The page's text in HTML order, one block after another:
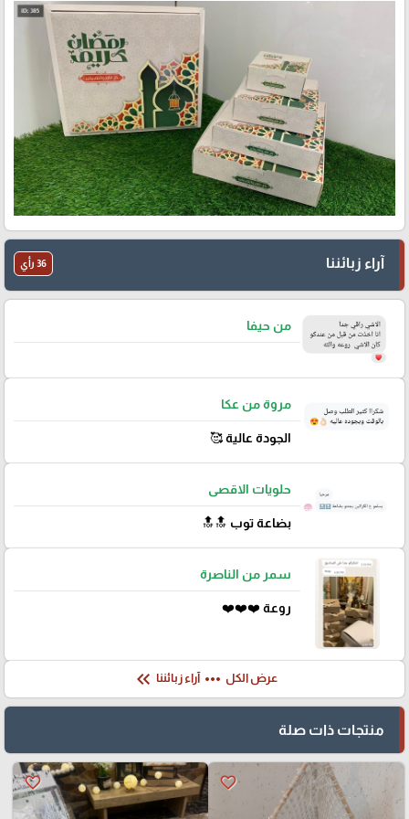
آراء زبائننا 36 رأي
من حيفا
مروة من عكا
الجودة عالية 🥰
حلويات الاقصى
بضاعة توب 🔝🔝
سمر من الناصرة
روعة ❤️❤️❤️
عرض الكل more_horiz آراء زبائننا keyboard_double_arrow_left
منتجات ذات صلة
favorite_border
favorite_border